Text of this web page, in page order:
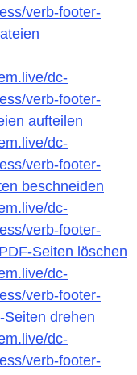
verb-footer-
dc-
verb-footer-
aufteilen
dc-
verb-footer-
beschneiden
dc-
verb-footer-
PDF-Seiten löschen
dc-
verb-footer-
Seiten drehen
dc-
verb-footer-